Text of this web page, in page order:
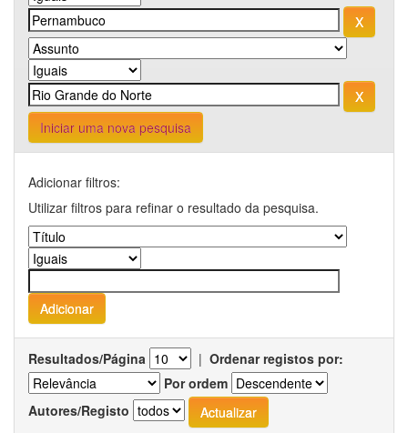
Iniciar uma nova pesquisa
Adicionar filtros:
Utilizar filtros para refinar o resultado da pesquisa.
Resultados/Página | Ordenar registos por:
Por ordem
Autores/Registo